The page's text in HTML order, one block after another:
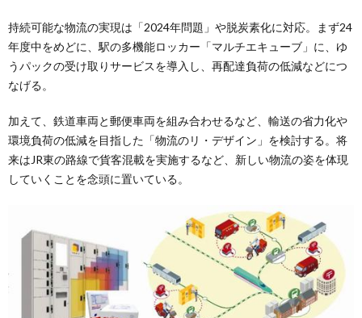
持続可能な物流の実現は「2024年問題」や脱炭素化に対応。まず24
年度中をめどに、駅の多機能ロッカー「マルチエキューブ」に、ゆ
うパックの受け取りサービスを導入し、再配達負荷の低減などにつ
なげる。
加えて、鉄道車両と郵便車両を組み合わせるなど、輸送の省力化や
環境負荷の低減を目指した「物流のリ・デザイン」を検討する。将
来はJR東の路線で貨客混載を実施するなど、新しい物流の姿を体現
していくことを念頭に置いている。